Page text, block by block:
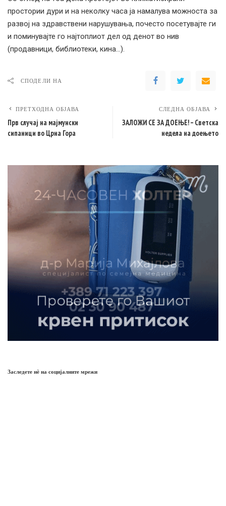
простории дури и на неколку часа ја намалува можноста за
развој на здравствени нарушувања, почесто посетувајте ги
и поминувајте го најтоплиот дел од денот во нив
(продавници, библиотеки, кина…).
СПОДЕЛИ НА
ПРЕТХОДНА ОБЈАВА
Прв случај на мајмунски
сипаници во Црна Гора
СЛЕДНА ОБЈАВА
ЗАЛОЖИ СЕ ЗА ДОЕЊЕ! – Светска
недела на доењето
Заследете нѐ на социјалните мрежи